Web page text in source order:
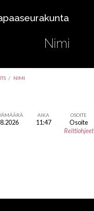
Nimi
/ NIMI
AIKA
11:47
OSOITE
Osoite
Reittiohjeet